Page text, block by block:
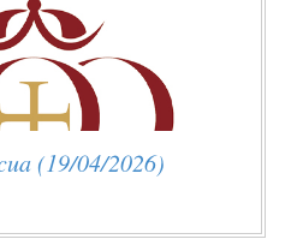
(19/04/2026)